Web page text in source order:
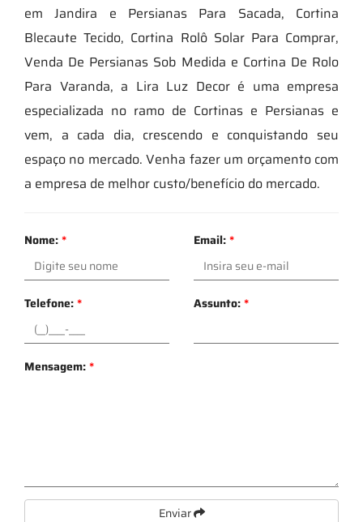
em Jandira e Persianas Para Sacada, Cortina
Blecaute Tecido, Cortina Rolô Solar Para Comprar,
Venda De Persianas Sob Medida e Cortina De Rolo
Para Varanda, a Lira Luz Decor é uma empresa
especializada no ramo de Cortinas e Persianas e
vem, a cada dia, crescendo e conquistando seu
espaço no mercado. Venha fazer um orçamento com
a empresa de melhor custo/benefício do mercado.
Nome:* Email:*
Telefone:* Assunto:*
Mensagem:*
Enviar